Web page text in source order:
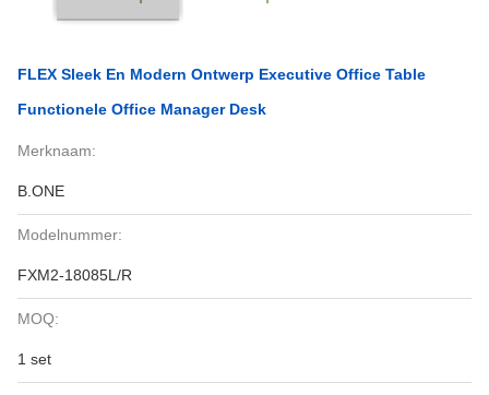
FLEX Sleek En Modern Ontwerp Executive Office Table
Functionele Office Manager Desk
Merknaam:
B.ONE
Modelnummer:
FXM2-18085L/R
MOQ:
1 set